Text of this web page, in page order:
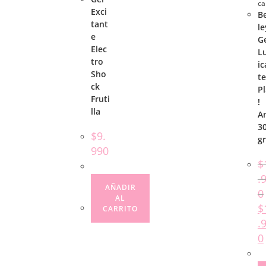
Exci
tant
e
Elec
tro
Sho
ck
Fruti
lla
$9.
990
AÑADIR
AL
CARRITO
te
!
$
0
$
0